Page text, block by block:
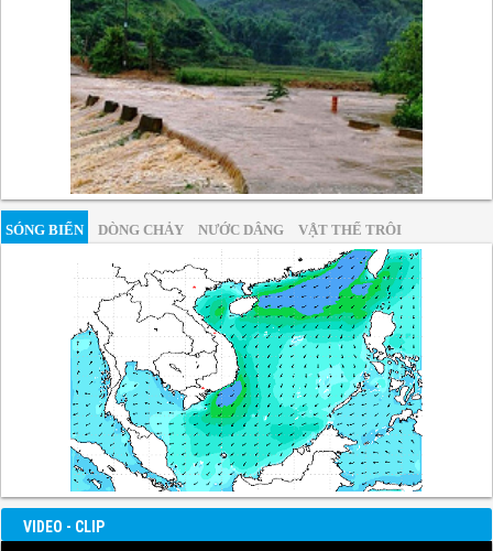
SÓNG BIỂN DÒNG CHẢY NƯỚC DÂNG VẬT THỂ TRÔI
VIDEO - CLIP